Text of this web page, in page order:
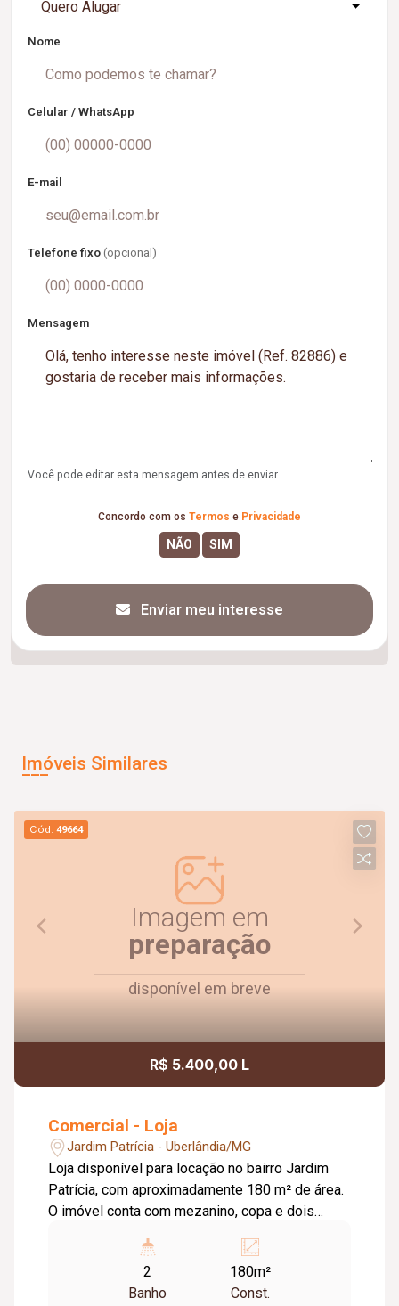
Quero Alugar
Nome
Celular / WhatsApp
E-mail
Telefone fixo (opcional)
Mensagem
Você pode editar esta mensagem antes de enviar.
Concordo com os Termos e Privacidade
Enviar meu interesse
Imóveis Similares
Cód.49664
Imagem em
preparação
disponível em breve
R$ 5.400,00 L
Comercial - Loja
Jardim Patrícia - Uberlândia/MG
Loja disponível para locação no bairro Jardim
Patrícia, com aproximadamente 180 m² de área.
O imóvel conta com mezanino, copa e dois
para diversos tipos de negócio. Possui ótima
fachada, garantindo excelente visibilidade
comercial. O imóvel está em fase final de obras,
2
Banho
180m²
Const.